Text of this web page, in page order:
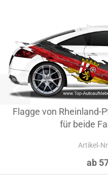
Flagge von Rheinland-
für beide
ab